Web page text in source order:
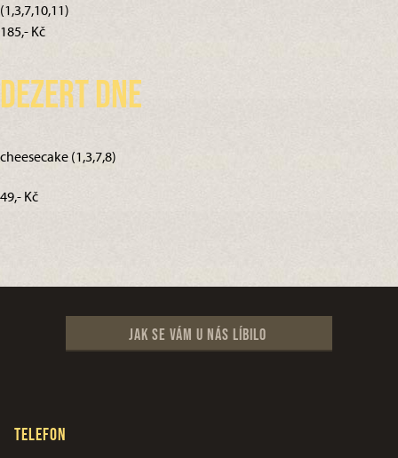
(1,3,7,10,11)
185,- Kč
Dezert dne
cheesecake (1,3,7,8)
49,- Kč
Jak se vám u nás líbilo
Telefon